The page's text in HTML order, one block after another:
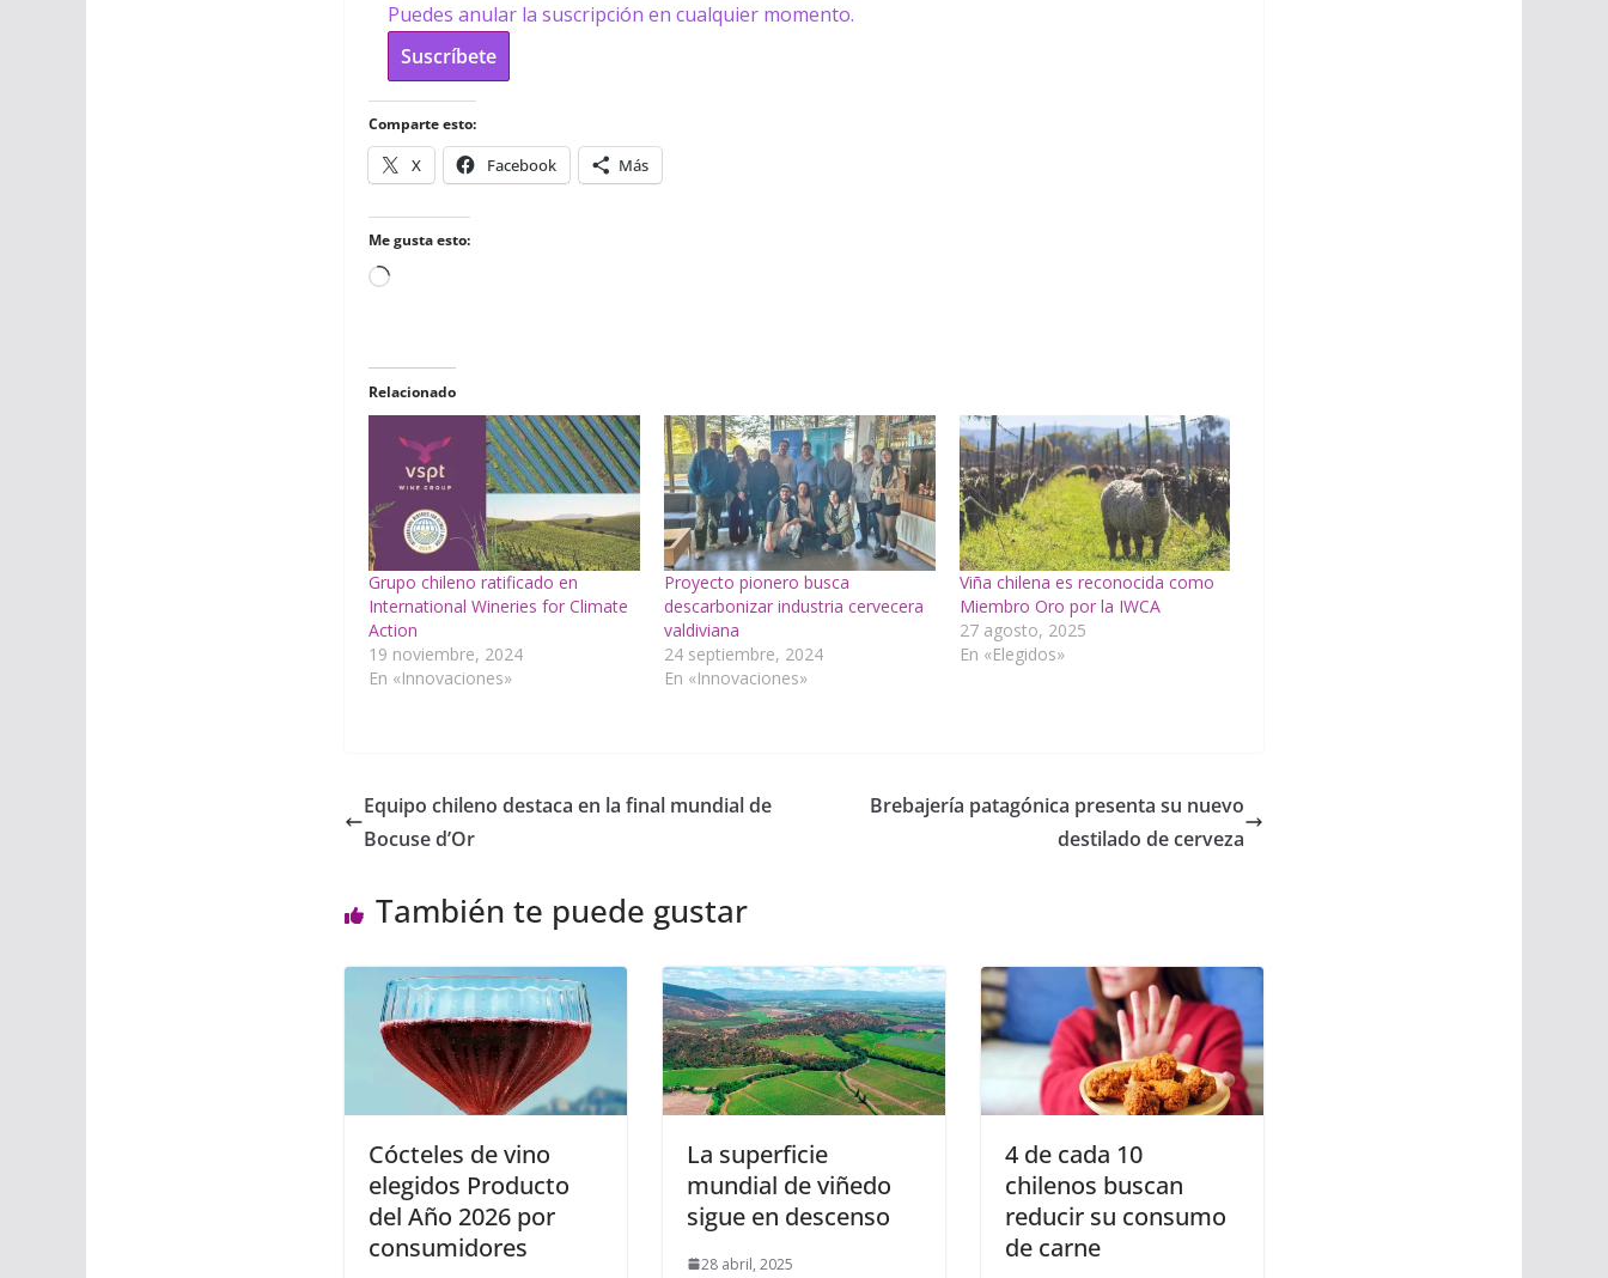
Puedes anular la suscripción en cualquier momento.
Suscríbete
Comparte esto:
X Facebook Más
Me gusta esto:
Cargando...
Relacionado
Grupo chileno ratificado en
International Wineries for Climate
Action
19 noviembre, 2024
En «Innovaciones»
Proyecto pionero busca
descarbonizar industria cervecera
valdiviana
24 septiembre, 2024
En «Innovaciones»
Viña chilena es reconocida como
Miembro Oro por la IWCA
27 agosto, 2025
En «Elegidos»
Equipo chileno destaca en la final mundial de
Bocuse d’Or
Brebajería patagónica presenta su nuevo
destilado de cerveza
También te puede gustar
Cócteles de vino
elegidos Producto
del Año 2026 por
consumidores
La superficie
mundial de viñedo
sigue en descenso
28 abril, 2025
4 de cada 10
chilenos buscan
reducir su consumo
de carne